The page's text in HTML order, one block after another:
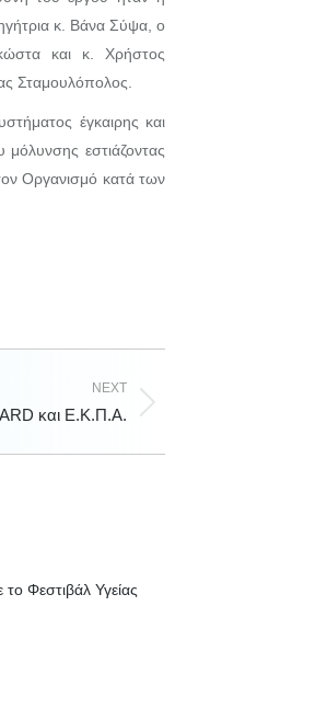
κ. Βάνα Σύψα, ο
και κ. Χρήστος
Σταμουλόπολος.
έγκαιρης και
μόλυνσης εστιάζοντας
Οργανισμό κατά των
NEXT
και Ε.Κ.Π.Α.
Φεστιβάλ Υγείας